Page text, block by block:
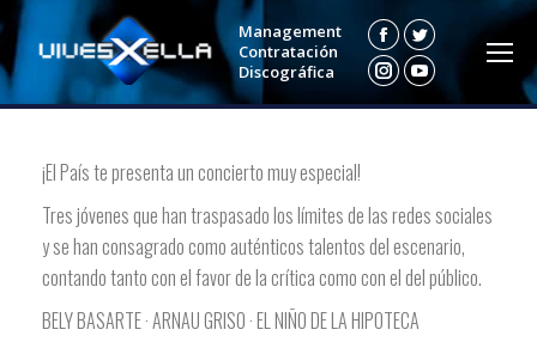
Management
Contratación
Discográfica
FacebookTwitter
Instagram
YouTube
¡El País te presenta un concierto muy especial!
Tres jóvenes que han traspasado los límites de las redes sociales
y se han consagrado como auténticos talentos del escenario,
contando tanto con el favor de la crítica como con el del público.
BELY BASARTE · ARNAU GRISO · EL NIÑO DE LA HIPOTECA